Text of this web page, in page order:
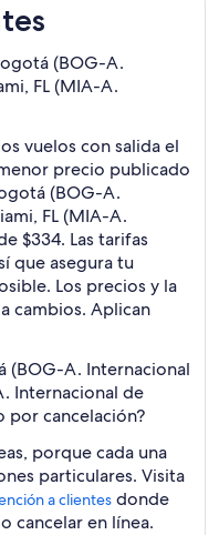
(BOG-A.
FL (MIA-A.
vuelos con salida el
precio publicado
(BOG-A.
FL (MIA-A.
$334. Las tarifas
que asegura tu
Los precios y la
cambios. Aplican
(BOG-A. Internacional
Internacional de
por cancelación?
porque cada una
particulares. Visita
a clientes donde
cancelar en línea.